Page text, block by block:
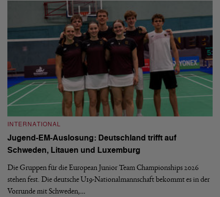
INTERNATIONAL
Jugend-EM-Auslosung: Deutschland trifft auf
Schweden, Litauen und Luxemburg
Die Gruppen für die European Junior Team Championships 2026
stehen fest. Die deutsche U19-Nationalmannschaft bekommt es in der
Vorrunde mit Schweden,…